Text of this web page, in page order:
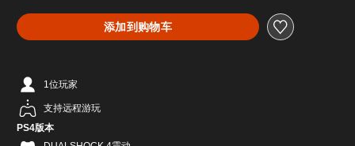
添加到购物车
1位玩家
支持远程游玩
PS4版本